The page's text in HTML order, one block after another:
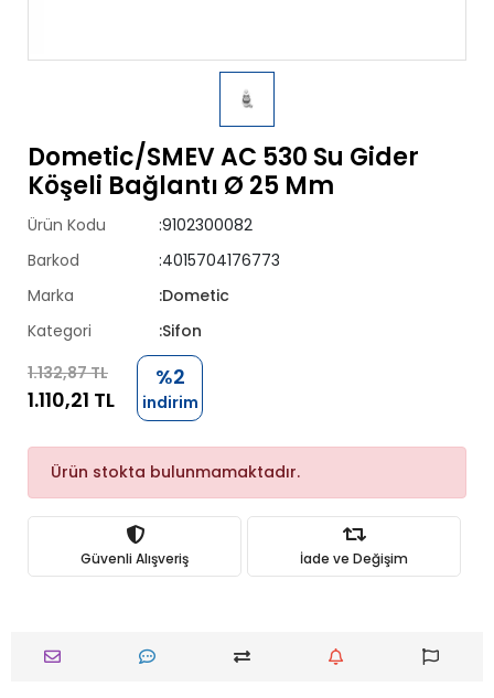
Dometic/SMEV AC 530 Su Gider
Köşeli Bağlantı Ø 25 Mm
Ürün Kodu
:9102300082
Barkod
:4015704176773
Marka
:Dometic
Kategori
:Sifon
1.132,87 TL
1.110,21 TL
%2
indirim
Ürün stokta bulunmamaktadır.
Güvenli Alışveriş İade ve Değişim